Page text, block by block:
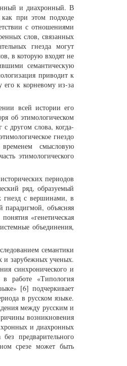
и диахронный. В
как при этом подходе
с отношениями
слов, связанных
гнезда могут
в которую входят не
семантическую
приводит к
его к корневому из-за
всей истории его
об этимологическом
с другом слова, когда-
гнездо
смысловую
этимологического
периодов
ряд, образуемый
гнезд с вершинами, в
парадигмой, объясняя
«генетическая
объединения,
семантики
и зарубежных ученых.
синхронического и
работе «Типология
[6] подчеркивает
в русском языке.
между русским и
возникновения
и диахронных
предварительного
срезе может быть